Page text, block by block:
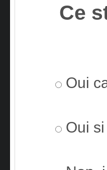
Ce
Oui
Oui